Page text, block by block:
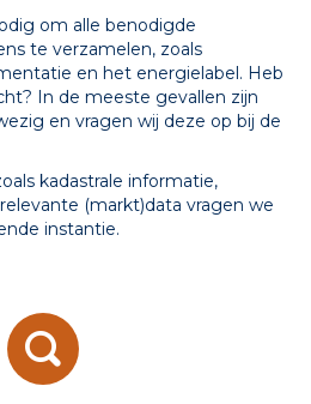
om alle benodigde
te verzamelen, zoals
en het energielabel. Heb
In de meeste gevallen zijn
en vragen wij deze op bij de
kadastrale informatie,
(markt)data vragen we
instantie.